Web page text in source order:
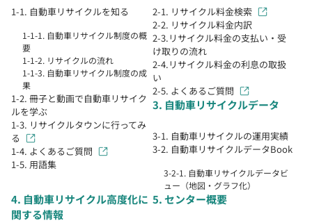
1-1. 自動車リサイクルを知る
1-1-1. 自動車リサイクル制度の概
要
1-1-2. リサイクルの流れ
1-1-3. 自動車リサイクル制度の成
果
1-2. 冊子と動画で自動車リサイク
ルを学ぶ
1-3. リサイクルタウンに行ってみ
る
1-4. よくあるご質問
1-5. 用語集
2-1. リサイクル料金検索
2-2. リサイクル料金内訳
2-3.リサイクル料金の支払い・受
け取りの流れ
2-4.リサイクル料金の利息の取扱
い
2-5. よくあるご質問
3. 自動車リサイクルデータ
3-1. 自動車リサイクルの運用実績
3-2. 自動車リサイクルデータBook
3-2-1. 自動車リサイクルデータビ
ュー（地図・グラフ化）
4. 自動車リサイクル高度化に
関する情報
5. センター概要